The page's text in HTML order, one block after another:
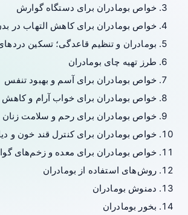
خواص بومادران برای دستگاه گوارش
خواص بومادران برای کاهش التهاب در
بومادران و تنظیم قاعدگی؛ تسکین
طرز تهیه چای بومادران
خواص بومادران برای آسم و بهبود تنفس
خواص بومادران برای خواب آرام و
خواص بومادران برای رحم و سلامت زنان
خواص بومادران برای کنترل قند خون و
خواص بومادران برای معده و زخم‌های
روش‌های استفاده از بومادران
دمنوش بومادران
بخور بومادران